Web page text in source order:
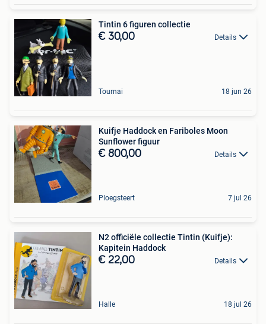
Tintin 6 figuren collectie
€ 30,00 Details
Tournai 18 jun 26
Kuifje Haddock en Fariboles Moon
Sunflower figuur
€ 800,00 Details
Ploegsteert 7 jul 26
N2 officiële collectie Tintin (Kuifje):
Kapitein Haddock
€ 22,00 Details
Halle 18 jul 26